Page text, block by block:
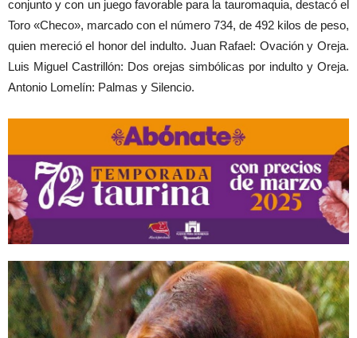
conjunto y con un juego favorable para la tauromaquia, destacó el
Toro «Checo», marcado con el número 734, de 492 kilos de peso,
quien mereció el honor del indulto. Juan Rafael: Ovación y Oreja.
Luis Miguel Castrillón: Dos orejas simbólicas por indulto y Oreja.
Antonio Lomelín: Palmas y Silencio.